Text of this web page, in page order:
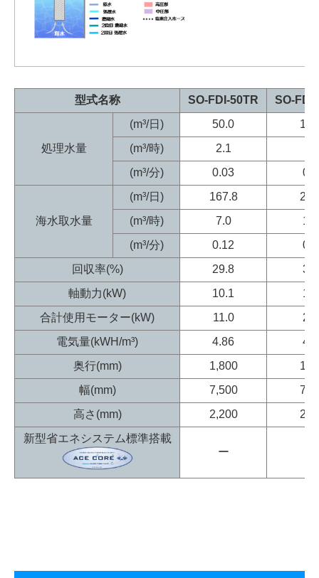
型式名称 SO-FDI-50TR SO-FDI-
処理水量
(m³/日) 50.0
(m³/時)
2.1
(m³/分)
0.03
海水取水量
(m³/日) 167.8
(m³/時)
7.0
(m³/分)
0.12
回収率(%)
29.8
軸動力(kW)
10.1
合計使用モーター(kW)
11.0
電気量(kWH/m³)
4.86
奥行(mm)
1,800
幅(mm)
7,500
高さ(mm)
2,200
新型省エネシステム標準搭載
ー